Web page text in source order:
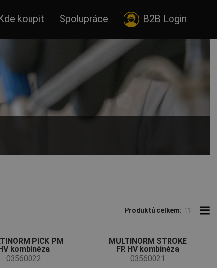
koupit Spolupráce B2B Login
kombinéz, které kontrolovaně odvádí
Produktů celkem: 11
PICK PM
kombinéza
03560022
MULTINORM STROKE
FR HV kombinéza
03560021